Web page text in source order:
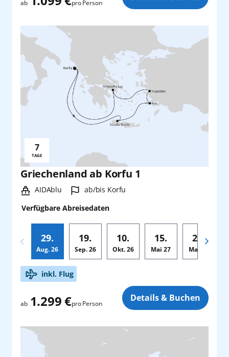
ab pro Person
Griechenland ab Korfu 1
Schiff:
AIDAblu Hafen:
ab/bis Korfu
Verfügbare Abreisedaten
29.
Aug. 26
19.
Sep.26
10.
Okt.26
15.
Mai 27
29.
Mai
Reisedauer:
7
TAGE
Zusatzinkl. Flug
ab 1.299 €pro Person Details & Buchen